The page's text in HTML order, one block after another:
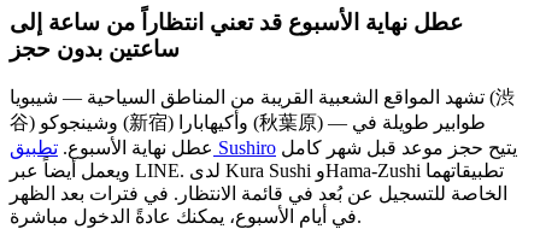
عطل نهاية الأسبوع قد تعني انتظاراً من ساعة إلى
ساعتين بدون حجز
تشهد المواقع الشعبية القريبة من المناطق السياحية — شيبويا (渋
谷) وشينجوكو (新宿) وأكيهابارا (秋葉原) — طوابير طويلة في
عطل نهاية الأسبوع. تطبيق Sushiro
ويعمل أيضاً عبر LINE. لدى Kura Sushi وHama-Zushi تطبيقاتهما
الخاصة للتسجيل عن بُعد في قائمة الانتظار. في فترات بعد الظهر
في أيام الأسبوع، يمكنك عادةً الدخول مباشرة.